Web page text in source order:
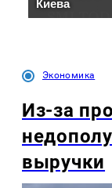
Экономика
Из-за
выручки